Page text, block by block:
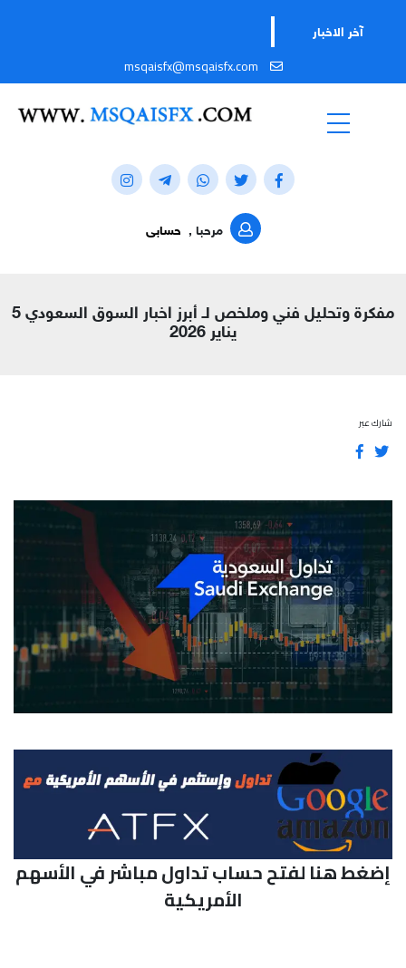
آخر الاخبار
msqaisfx@msqaisfx.com
مرحبا , حسابى
مفكرة وتحليل فني وملخص لـ أبرز اخبار السوق السعودي 5
يناير 2026
شارك عبر
إضغط هنا لفتح حساب تداول مباشر في الأسهم
الأمريكية